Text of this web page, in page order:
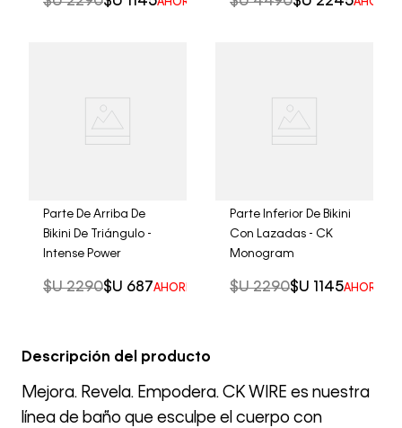
AHORRO DEL50%
Parte De Arriba De
Bikini De Triángulo -
Intense Power
$U 2290$U 687AHORRO DEL 70%
Parte Inferior De Bikini
Con Lazadas - CK
Monogram
$U 2290$U 1145AHORRO
Descripción del producto
Mejora. Revela. Empodera. CK WIRE es nuestra
línea de baño que esculpe el cuerpo con